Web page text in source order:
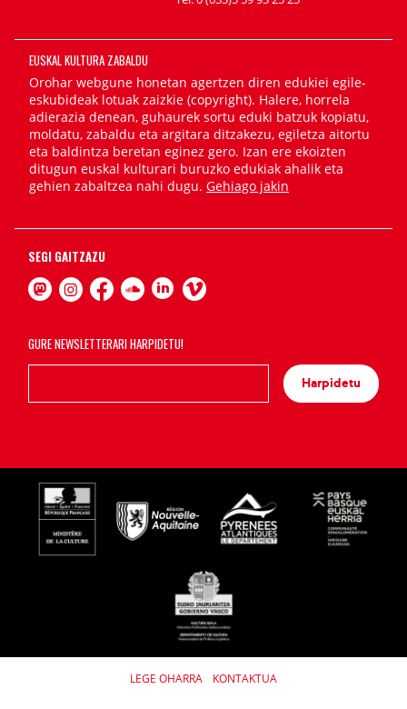
EUSKAL KULTURA ZABALDU
Orohar webgune honetan agertzen diren edukiei egile-
eskubideak lotuak zaizkie (copyright). Halere, horrela
adierazia denean, guhaurek sortu eduki batzuk kopiatu,
moldatu, zabaldu eta argitara ditzakezu, egiletza aitortu
eta baldintza beretan eginez gero. Izan ere ekoizten
ditugun euskal kulturari buruzko edukiak ahalik eta
gehien zabaltzea nahi dugu. Gehiago jakin
SEGI GAITZAZU
GURE NEWSLETTERARI HARPIDETU!
Harpidetu
LEGE OHARRA KONTAKTUA